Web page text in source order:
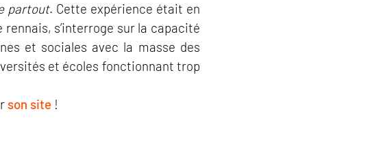
partout. Cette expérience était en
s’interroge sur la capacité
et sociales avec la masse des
et écoles fonctionnant trop
son site !